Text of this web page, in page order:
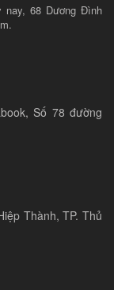
nay, 68 Dương Đình
Số 78 đường
Thành, TP. Thủ